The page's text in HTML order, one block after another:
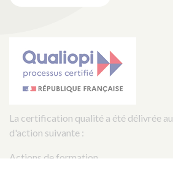
La certification qualité a été délivrée
d'action suivante :
Actions de formation